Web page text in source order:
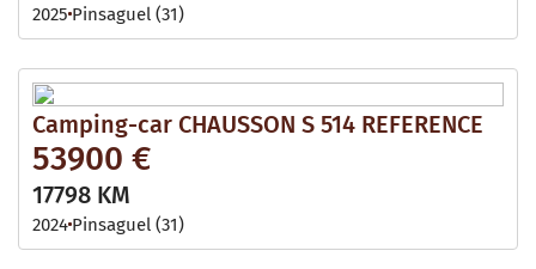
2025 Pinsaguel (31)
Camping-car CHAUSSON S 514 REFERENCE
53900 €
17798 KM
2024 Pinsaguel (31)